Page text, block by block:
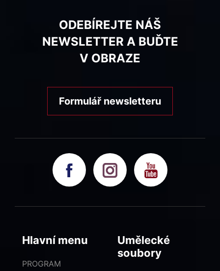
ODEBÍREJTE NÁŠ
NEWSLETTER A BUĎTE
V OBRAZE
Formulář newsletteru
Hlavní menu
PROGRAM
Umělecké
soubory